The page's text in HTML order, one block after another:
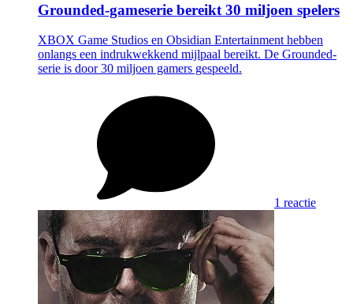
Grounded-gameserie bereikt 30 miljoen spelers
XBOX Game Studios en Obsidian Entertainment hebben
onlangs een indrukwekkend mijlpaal bereikt. De Grounded-
serie is door 30 miljoen gamers gespeeld.
1 reactie